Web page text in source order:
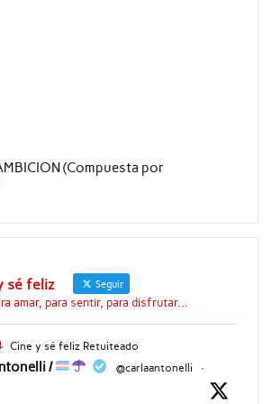
(Compuesta por
sé feliz Seguir
amar, para sentir, para disfrutar...
Cine y sé feliz Retuiteado
/ @carlaantonelli
·